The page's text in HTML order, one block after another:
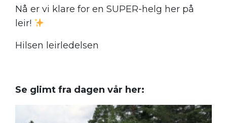
Nå er vi klare for en SUPER-helg her på
leir!
Hilsen leirledelsen
Se glimt fra dagen vår her: